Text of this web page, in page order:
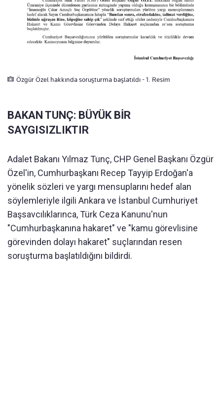
Özgür Özel hakkında soruşturma başlatıldı - 1. Resim
BAKAN TUNÇ: BÜYÜK BİR
SAYGISIZLIKTIR
Adalet Bakanı Yılmaz Tunç, CHP Genel Başkanı Özgür
Özel'in, Cumhurbaşkanı Recep Tayyip Erdoğan'a
yönelik sözleri ve yargı mensuplarını hedef alan
söylemleriyle ilgili Ankara ve İstanbul Cumhuriyet
Başsavcılıklarınca, Türk Ceza Kanunu'nun
"Cumhurbaşkanına hakaret" ve "kamu görevlisine
görevinden dolayı hakaret" suçlarından resen
soruşturma başlatıldığını bildirdi.